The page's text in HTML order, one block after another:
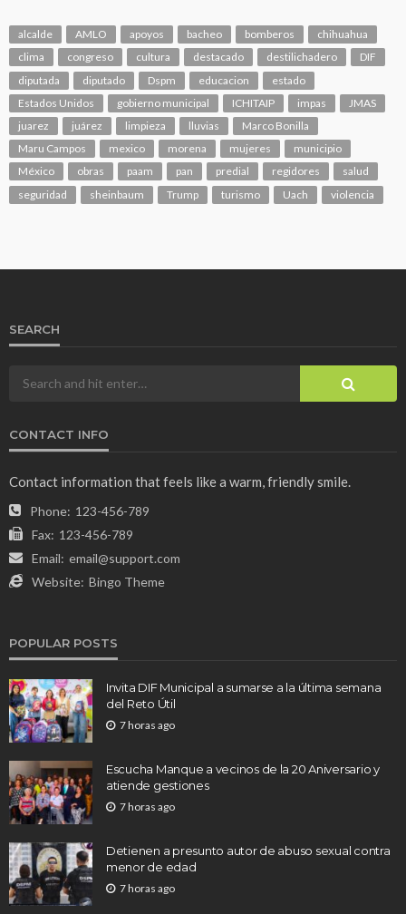
alcalde AMLO apoyos bacheo bomberos
chihuahua
clima
congreso cultura destacado destilichadero
DIF
diputada
diputado Dspm educacion
estado
Estados Unidos
gobierno municipal ICHITAIP impas
JMAS
juarez
juárez limpieza lluvias
Marco Bonilla
Maru Campos
mexico morena mujeres
municipio
México
obras paam pan predial regidores
salud
seguridad
sheinbaum Trump turismo Uach violencia
SEARCH
CONTACT INFO
Contact information that feels like a warm, friendly smile.
Phone: 123-456-789
Fax: 123-456-789
Email: email@support.com
Website: Bingo Theme
POPULAR POSTS
Invita DIF Municipal a sumarse a la última semana
del Reto Útil
7 horas ago
Escucha Manque a vecinos de la 20 Aniversario y
atiende gestiones
7 horas ago
Detienen a presunto autor de abuso sexual contra
menor de edad
7 horas ago